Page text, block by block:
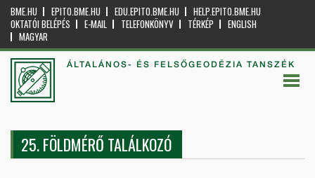
BME.HU EPITO.BME.HU EDU.EPITO.BME.HU
HELP.EPITO.BME.HU
OKTATÓI BELÉPÉS
E-MAIL TELEFONKÖNYV TÉRKÉP
ENGLISH
MAGYAR
ÁLTALÁNOS- ÉS FELSŐGEODÉZIA TANSZÉK
25. FÖLDMÉRŐ TALÁLKOZÓ